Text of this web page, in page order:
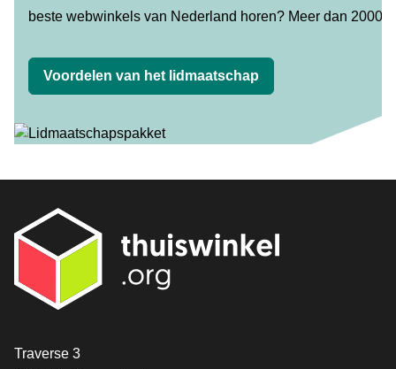
beste webwinkels van Nederland horen? Meer dan 2000
Voordelen van het lidmaatschap
Contact
Traverse 3